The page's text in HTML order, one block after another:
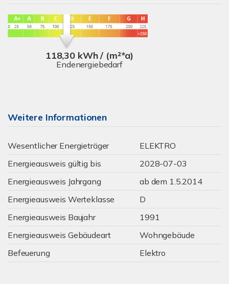
118,30 kWh / (m²*a)
Endenergiebedarf
Weitere Informationen
Wesentlicher Energieträger
ELEKTRO
Energieausweis gültig bis
2028-07-03
Energieausweis Jahrgang
ab dem 1.5.2014
Energieausweis Werteklasse
D
Energieausweis Baujahr
1991
Energieausweis Gebäudeart
Wohngebäude
Befeuerung
Elektro